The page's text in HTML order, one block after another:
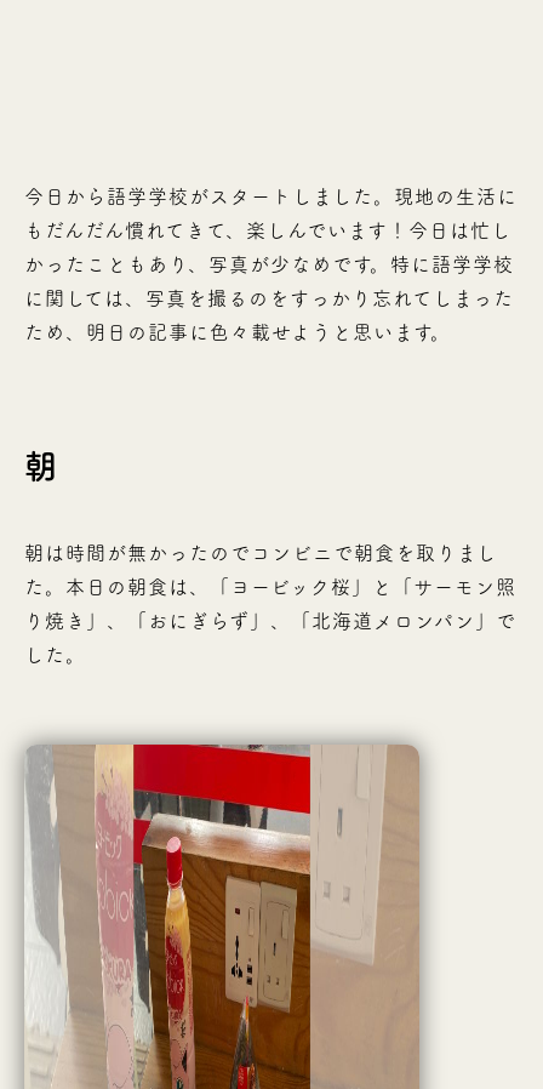
今日から語学学校がスタートしました。現地の生活に
もだんだん慣れてきて、楽しんでいます！今日は忙し
かったこともあり、写真が少なめです。特に語学学校
に関しては、写真を撮るのをすっかり忘れてしまった
ため、明日の記事に色々載せようと思います。
朝
朝は時間が無かったのでコンビニで朝食を取りまし
た。本日の朝食は、「ヨービック桜」と「サーモン照
り焼き」、「おにぎらず」、「北海道メロンパン」で
した。